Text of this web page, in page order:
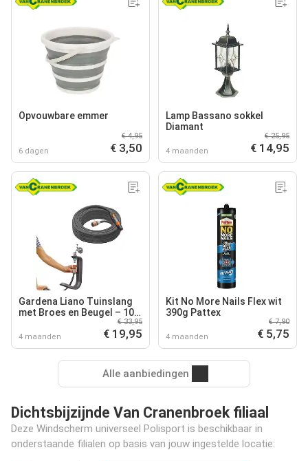
Opvouwbare emmer
6 dagen
€ 4,95
€ 3,50
Lamp Bassano sokkel
Diamant
4 maanden
€ 25,95
€ 14,95
Gardena Liano Tuinslang
met Broes en Beugel – 10
4 maanden
€ 33,95
€ 19,95
Kit No More Nails Flex wit
390g Pattex
4 maanden
€ 7,90
€ 5,75
Alle aanbiedingen
Dichtsbijzijnde Van Cranenbroek filiaal
Deze Windscherm universeel Polisport is beschikbaar in
onderstaande filialen op basis van jouw ingestelde locatie: